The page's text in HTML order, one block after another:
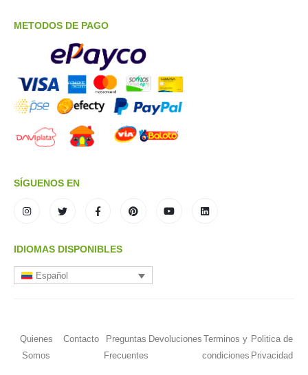
METODOS DE PAGO
SÍGUENOS EN
IDIOMAS DISPONIBLES
Español
Quienes
Somos
Contacto
Preguntas
Frecuentes
Devoluciones Terminos y
condiciones
Politica de
Privacidad